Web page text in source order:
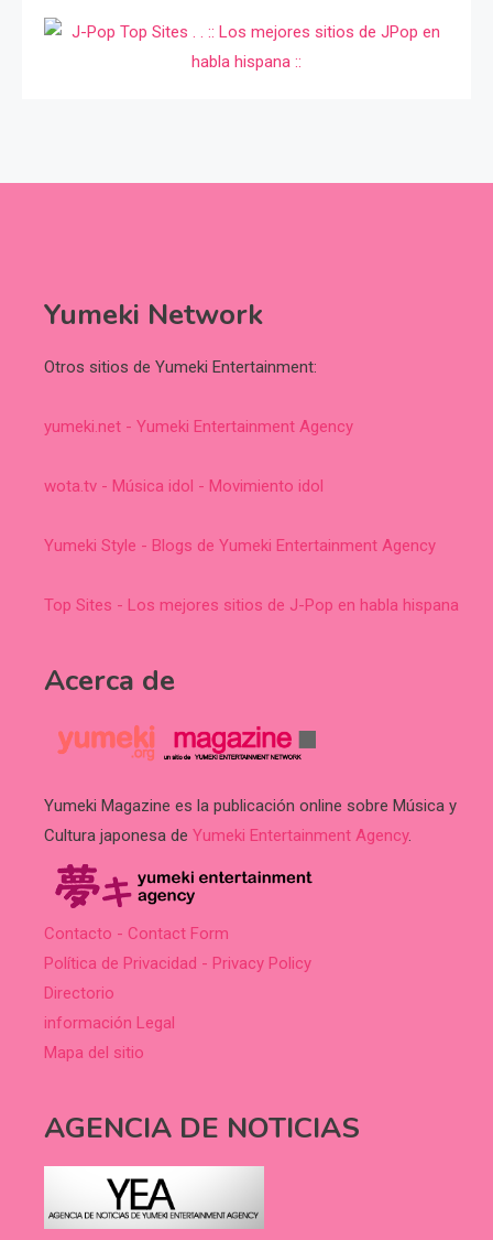
Yumeki Network
Otros sitios de Yumeki Entertainment:
yumeki.net - Yumeki Entertainment Agency
wota.tv - Música idol - Movimiento idol
Yumeki Style - Blogs de Yumeki Entertainment Agency
Top Sites - Los mejores sitios de J-Pop en habla hispana
Acerca de
Yumeki Magazine es la publicación online sobre Música y
Cultura japonesa de Yumeki Entertainment Agency.
Contacto - Contact Form
Política de Privacidad - Privacy Policy
Directorio
información Legal
Mapa del sitio
AGENCIA DE NOTICIAS